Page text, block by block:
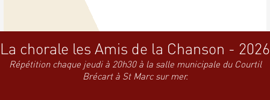
La chorale les Amis de la Chanson - 2026
Répétition chaque jeudi à 20h30 à la salle municipale du Courtil
Brécart à St Marc sur mer.